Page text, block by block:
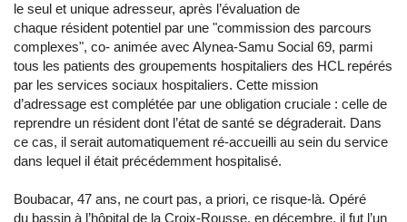
le seul et unique adresseur, après l’évaluation de
chaque résident potentiel par une "commission des parcours
complexes", co- animée avec Alynea-Samu Social 69, parmi
tous les patients des groupements hospitaliers des HCL repérés
par les services sociaux hospitaliers. Cette mission
d’adressage est complétée par une obligation cruciale : celle de
reprendre un résident dont l’état de santé se dégraderait. Dans
ce cas, il serait automatiquement ré-accueilli au sein du service
dans lequel il était précédemment hospitalisé.
Boubacar, 47 ans, ne court pas, a priori, ce risque-là. Opéré
du bassin à l’hôpital de la Croix-Rousse, en décembre, il fut l’un